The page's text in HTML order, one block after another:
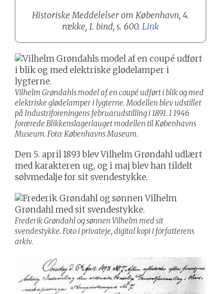
Historiske Meddelelser om København, 4.
række, 1. bind, s. 600. Link
Vilhelm Grøndahls model af en coupé udført i blik og med
elektriske glødelamper i lygterne. Modellen blev udstillet
på Industriforeningens februarudstilling i 1891. I 1946
forærede Blikkenslagerlauget modellen til Københavns
Museum. Foto: Københavns Museum.
Den 5. april 1893 blev Vilhelm Grøndahl udlært
med karakteren ug, og i maj blev han tildelt
sølvmedalje for sit svendestykke.
Frederik Grøndahl og sønnen Vilhelm med sit
svendestykke. Foto i privateje, digital kopi i forfatterens
arkiv.